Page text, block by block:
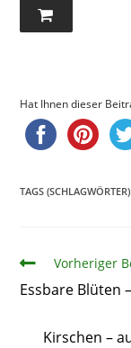
Hat Ihnen dieser
TAGS (SCHLAGWÖRTER)
ArtikelVorheriger
Essbare Blüten
Kirschen –